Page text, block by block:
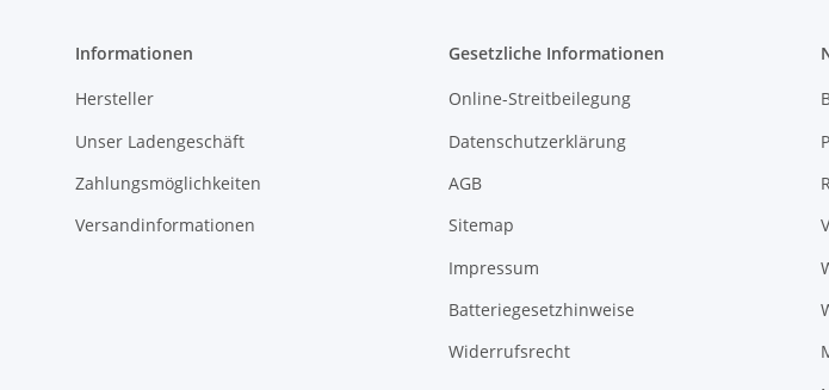
Informationen
Hersteller
Unser Ladengeschäft
Zahlungsmöglichkeiten
Versandinformationen
Gesetzliche Informationen
Online-Streitbeilegung
Datenschutzerklärung
AGB
Sitemap
Impressum
Batteriegesetzhinweise
Widerrufsrecht